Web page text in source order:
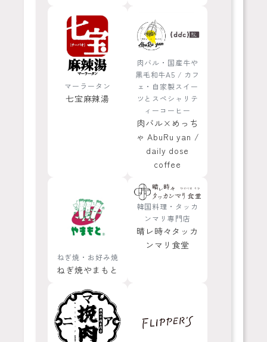
マーラータン
七宝麻辣湯
肉バル・国産牛や
黒毛和牛A5 / カフ
ェ・自家製スイー
ツとスペシャリテ
ィーコーヒー
肉バル×めっち
ゃ AbuRu yan /
daily dose
coffee
ねぎ焼・お好み焼
ねぎ焼やまもと
韓国料理・タッカ
ンマリ専門店
晴レ時々タッカ
ンマリ食堂